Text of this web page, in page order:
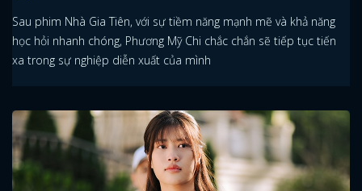
Sau phim Nhà Gia Tiên, với sự tiềm năng mạnh mẽ và khả năng
học hỏi nhanh chóng, Phương Mỹ Chi chắc chắn sẽ tiếp tục tiến
xa trong sự nghiệp diễn xuất của mình